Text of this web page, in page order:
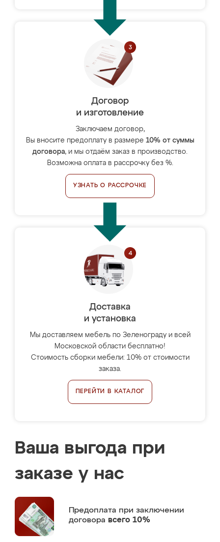
Договор
и изготовление
Заключаем договор,
Вы вносите предоплату в размере 10% от суммы
договора, и мы отдаём заказ в производство.
Возможна оплата в рассрочку без %.
УЗНАТЬ О РАССРОЧКЕ
Доставка
и установка
Мы доставляем мебель по Зеленограду и всей
Московской области бесплатно!
Стоимость сборки мебели: 10% от стоимости
заказа.
ПЕРЕЙТИ В КАТАЛОГ
Ваша выгода при
заказе у нас
Предоплата при заключении
договора всего 10%